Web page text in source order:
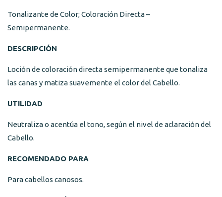
Tonalizante de Color; Coloración Directa –
Semipermanente.
DESCRIPCIÓN
Loción de coloración directa semipermanente que tonaliza
las canas y matiza suavemente el color del Cabello.
UTILIDAD
Neutraliza o acentúa el tono, según el nivel de aclaración del
Cabello.
RECOMENDADO PARA
Para cabellos canosos.